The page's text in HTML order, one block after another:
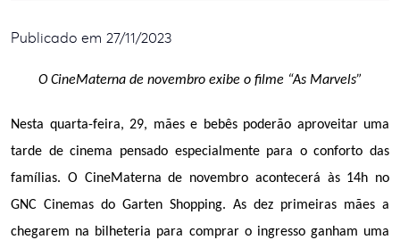
Publicado em 27/11/2023
O CineMaterna de novembro exibe o filme “As Marvels”
Nesta quarta-feira, 29, mães e bebês poderão aproveitar uma
tarde de cinema pensado especialmente para o conforto das
famílias. O CineMaterna de novembro acontecerá às 14h no
GNC Cinemas do Garten Shopping. As dez primeiras mães a
chegarem na bilheteria para comprar o ingresso ganham uma